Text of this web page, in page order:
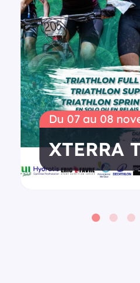
Du 07 au 08
XTERRA